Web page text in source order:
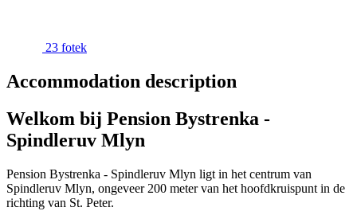
23 fotek
Accommodation description
Welkom bij Pension Bystrenka -
Spindleruv Mlyn
Pension Bystrenka - Spindleruv Mlyn ligt in het centrum van
Spindleruv Mlyn, ongeveer 200 meter van het hoofdkruispunt in de
richting van St. Peter.